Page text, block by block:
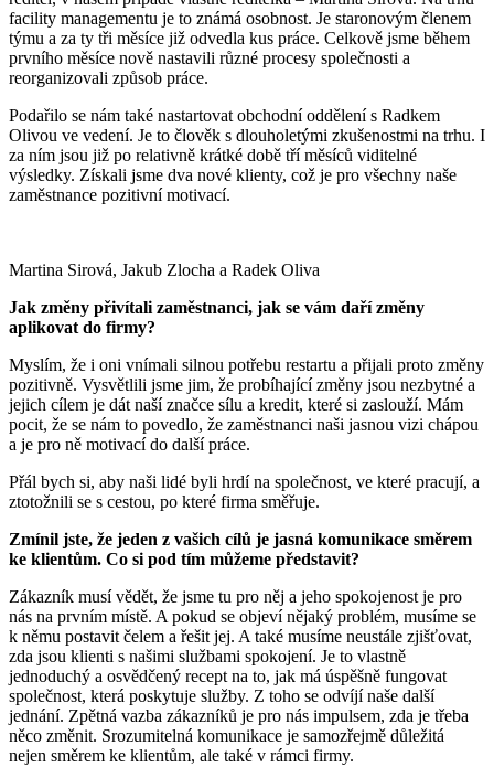
facility managementu je to známá osobnost. Je staronovým členem
týmu a za ty tři měsíce již odvedla kus práce. Celkově jsme během
prvního měsíce nově nastavili různé procesy společnosti a
reorganizovali způsob práce.
Podařilo se nám také nastartovat obchodní oddělení s Radkem
Olivou ve vedení. Je to člověk s dlouholetými zkušenostmi na trhu. I
za ním jsou již po relativně krátké době tří měsíců viditelné
výsledky. Získali jsme dva nové klienty, což je pro všechny naše
zaměstnance pozitivní motivací.
Martina Sirová, Jakub Zlocha a Radek Oliva
Jak změny přivítali zaměstnanci, jak se vám daří změny
aplikovat do firmy?
Myslím, že i oni vnímali silnou potřebu restartu a přijali proto změny
pozitivně. Vysvětlili jsme jim, že probíhající změny jsou nezbytné a
jejich cílem je dát naší značce sílu a kredit, které si zaslouží. Mám
pocit, že se nám to povedlo, že zaměstnanci naši jasnou vizi chápou
a je pro ně motivací do další práce.
Přál bych si, aby naši lidé byli hrdí na společnost, ve které pracují, a
ztotožnili se s cestou, po které firma směřuje.
Zmínil jste, že jeden z vašich cílů je jasná komunikace směrem
ke klientům. Co si pod tím můžeme představit?
Zákazník musí vědět, že jsme tu pro něj a jeho spokojenost je pro
nás na prvním místě. A pokud se objeví nějaký problém, musíme se
k němu postavit čelem a řešit jej. A také musíme neustále zjišťovat,
zda jsou klienti s našimi službami spokojení. Je to vlastně
jednoduchý a osvědčený recept na to, jak má úspěšně fungovat
společnost, která poskytuje služby. Z toho se odvíjí naše další
jednání. Zpětná vazba zákazníků je pro nás impulsem, zda je třeba
něco změnit. Srozumitelná komunikace je samozřejmě důležitá
nejen směrem ke klientům, ale také v rámci firmy.